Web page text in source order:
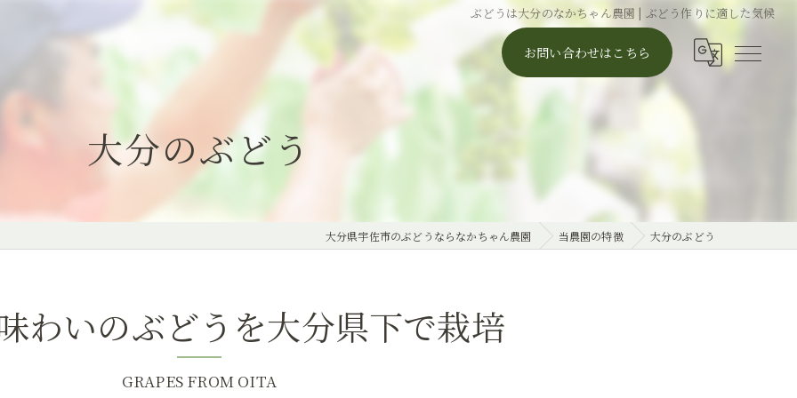
ぶどうは大分のなかちゃん農園 | ぶどう作りに適した気候
お問い合わせはこちら
大分のぶどう
大分県宇佐市のぶどうならなかちゃん農園 当農園の特徴 大分のぶどう
わいのぶどうを大分県下で栽培
GRAPES FROM OITA